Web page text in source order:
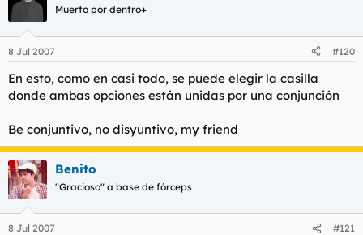
Muerto por dentro+
8 Jul 2007 #120
En esto, como en casi todo, se puede elegir la casilla
donde ambas opciones están unidas por una conjunción
Be conjuntivo, no disyuntivo, my friend
Benito
"Gracioso" a base de fórceps
8 Jul 2007 #121